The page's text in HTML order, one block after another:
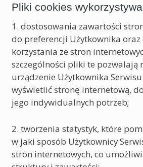
Pliki cookies
1. dostosowania zawartości
do preferencji Użytkownika
korzystania ze stron
szczególności pliki te pozwalają
urządzenie Użytkownika
wyświetlić stronę internetową,
jego indywidualnych potrzeb;
2. tworzenia statystyk, które
w jaki sposób Użytkownicy
stron internetowych, co